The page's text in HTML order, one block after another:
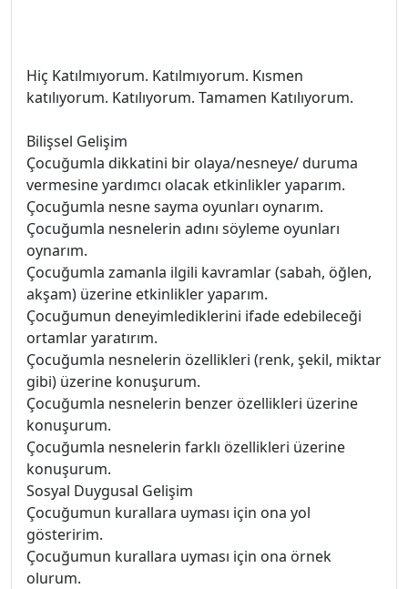
Hiç Katılmıyorum. Katılmıyorum. Kısmen
katılıyorum. Katılıyorum. Tamamen Katılıyorum.
Bilişsel Gelişim
Çocuğumla dikkatini bir olaya/nesneye/ duruma
vermesine yardımcı olacak etkinlikler yaparım.
Çocuğumla nesne sayma oyunları oynarım.
Çocuğumla nesnelerin adını söyleme oyunları
oynarım.
Çocuğumla zamanla ilgili kavramlar (sabah, öğlen,
akşam) üzerine etkinlikler yaparım.
Çocuğumun deneyimlediklerini ifade edebileceği
ortamlar yaratırım.
Çocuğumla nesnelerin özellikleri (renk, şekil, miktar
gibi) üzerine konuşurum.
Çocuğumla nesnelerin benzer özellikleri üzerine
konuşurum.
Çocuğumla nesnelerin farklı özellikleri üzerine
konuşurum.
Sosyal Duygusal Gelişim
Çocuğumun kurallara uyması için ona yol
gösteririm.
Çocuğumun kurallara uyması için ona örnek
olurum.